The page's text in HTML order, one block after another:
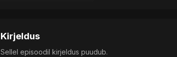
Kirjeldus
Sellel episoodil kirjeldus puudub.